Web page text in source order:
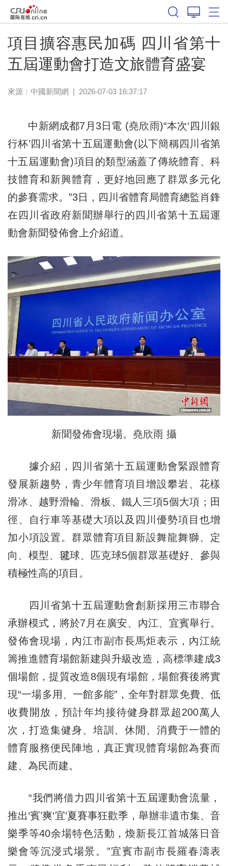
項目擴容惠民加碼 四川省第十
五屆運動會打造文旅體育盛宴
來源： 中國新聞網 | 2026-07-03 16:37:17
中新網成都7月3日電 (堯欣雨)“本次‘四川銀
行杯’四川省第十五屆運動會(以下簡稱四川省第
十五屆運動會)項目的類型涵蓋了傳統體育、科
技體育和新興體育，更好地回應了群眾多元化
的參賽需求。”3日，四川省體育局體育總監肖鋒
在四川省政府新聞辦舉行的四川省第十五屆運
動會新聞發佈會上介紹道。
新聞發佈會現場。堯欣雨 攝
據介紹，四川省第十五屆運動會緊跟體育
發展新趨勢，青少年體育項目增設攀岩、花樣
滑冰、越野滑輪、滑板、鐵人三項5個大項；田
徑、自行車等基礎大項以及四川優勢項目也增
加小項設置。群眾體育項目新設舞龍舞獅、定
向、模型、毽球、匹克球5個群眾基礎好、參與
積極性高的項目。
四川省第十五屆運動會創新採用三市聯合
承辦模式，將於7月在廣安、內江、宜賓舉行。
發佈會現場，內江市副市長馬炬表示，內江統
籌推進體育場館新建與升級改造，高標準建成3
個場館，提質改造8個現有場館，場館賽後將實
現“一場多用、一館多能”，全年對群眾免費、低
收費開放，預計年均接待健身群眾超200萬人
次，打造集健身、培訓、休閒、消費于一體的
體育服務便民陣地，真正實現體育場館為賽而
建、為民而建。
“我們將借力四川省第十五屆運動會流量，
推出‘賓’爽‘宜’夏賽事狂歡季，舉辦非遺市集、音
樂季等40余場特色活動，煥新長江首城落日音
樂會等沉浸式場景。”宜賓市副市長羅春濤表